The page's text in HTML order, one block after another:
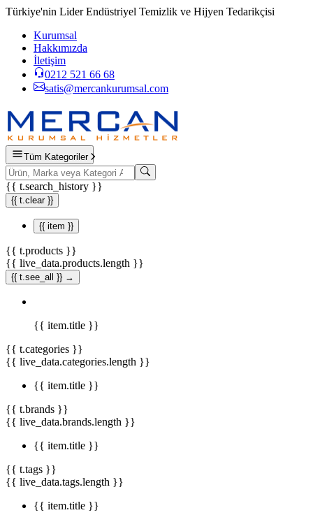
Türkiye'nin Lider Endüstriyel Temizlik ve Hijyen Tedarikçisi
Kurumsal
Hakkımızda
İletişim
0212 521 66 68
satis@mercankurumsal.com
Tüm Kategoriler
{{ t.search_history }}
{{ t.clear }}
{{ item }}
{{ t.products }}
{{ live_data.products.length }}
{{ t.see_all }} →
{{ item.title }}
{{ t.categories }}
{{ live_data.categories.length }}
{{ item.title }}
{{ t.brands }}
{{ live_data.brands.length }}
{{ item.title }}
{{ t.tags }}
{{ live_data.tags.length }}
{{ item.title }}